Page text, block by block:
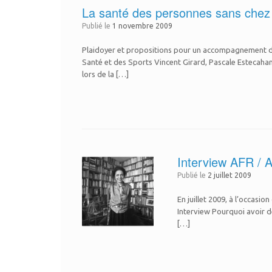
La santé des personnes sans
Publié le 1 novembre 2009
Plaidoyer et propositions pour un accompagnement
Santé et des Sports Vincent Girard, Pascale
lors de la […]
Interview AFR /
Publié le 2 juillet 2009
En juillet 2009, à
Interview Pourquoi avoir
[…]